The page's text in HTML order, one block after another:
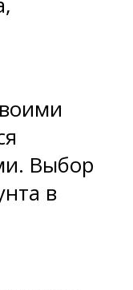
Выбор
в